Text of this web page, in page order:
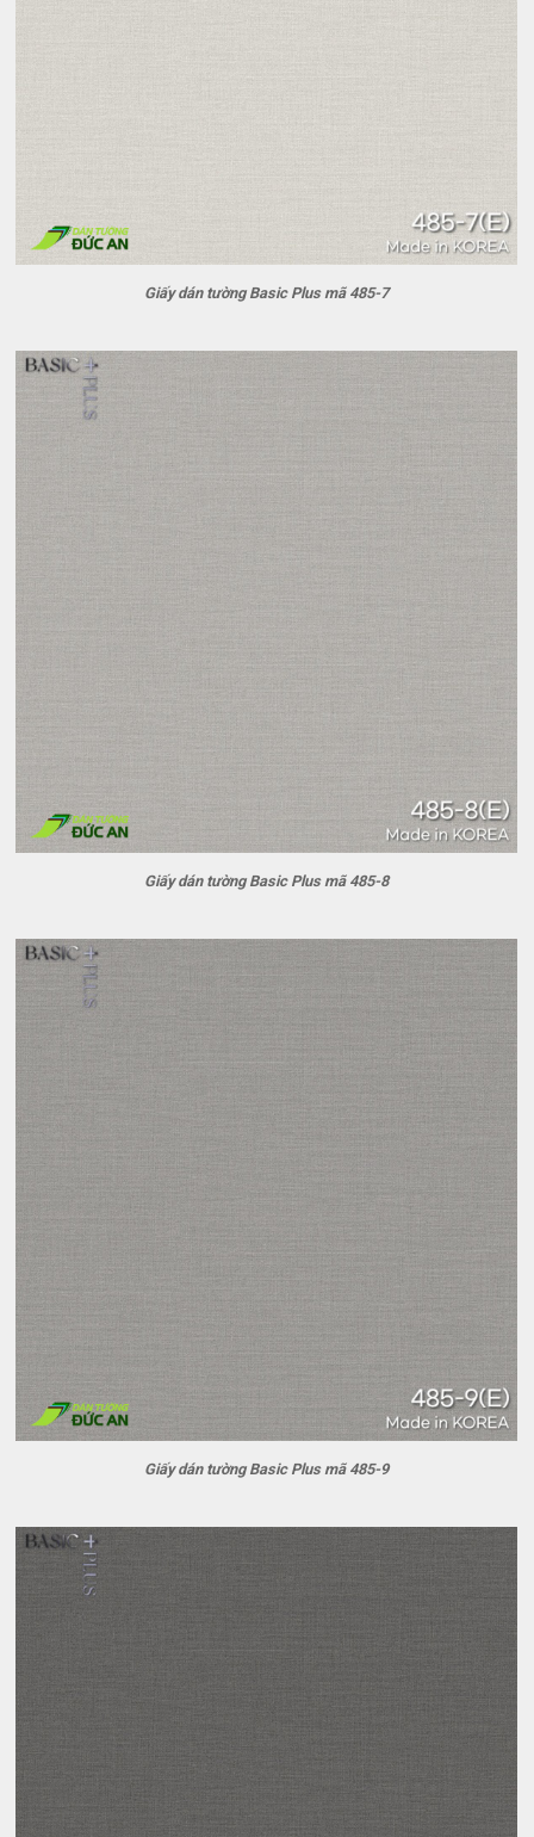
Giấy dán tường Basic Plus mã 485-7
Giấy dán tường Basic Plus mã 485-8
Giấy dán tường Basic Plus mã 485-9